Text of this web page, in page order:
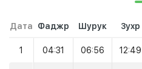
Дата Фаджр Шурук Зухр
1 04:31 06:56 12:49